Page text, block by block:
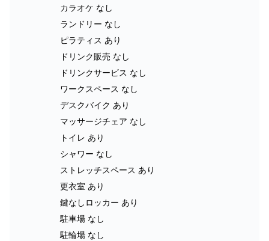
カラオケ なし
ランドリー なし
ピラティス あり
ドリンク販売 なし
ドリンクサービス なし
ワークスペース なし
デスクバイク あり
マッサージチェア なし
トイレ あり
シャワー なし
ストレッチスペース あり
更衣室 あり
鍵なしロッカー あり
駐車場 なし
駐輪場 なし